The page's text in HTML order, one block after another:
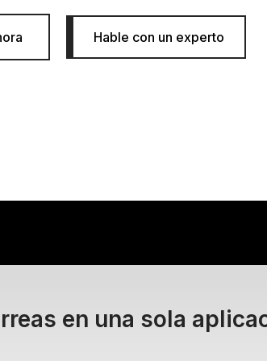
Hable con un experto
en una sola